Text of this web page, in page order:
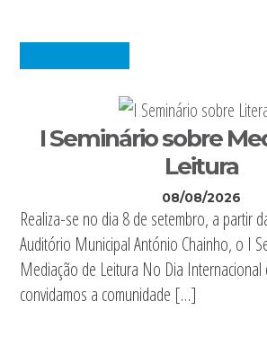
I Seminário sobre
Leitura
08/08/2026
Realiza-se no dia 8 de setembro, a partir
Auditório Municipal António Chainho, o I
Mediação de Leitura No Dia Internacional
convidamos a comunidade […]